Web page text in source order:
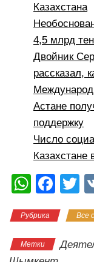
Казахстана
4,5 млрд
Двойник
рассказал,
Астане
поддержку
Число
Казахстане
W
at
s
F
c
e
T
tt
Рубрика Все
Метки